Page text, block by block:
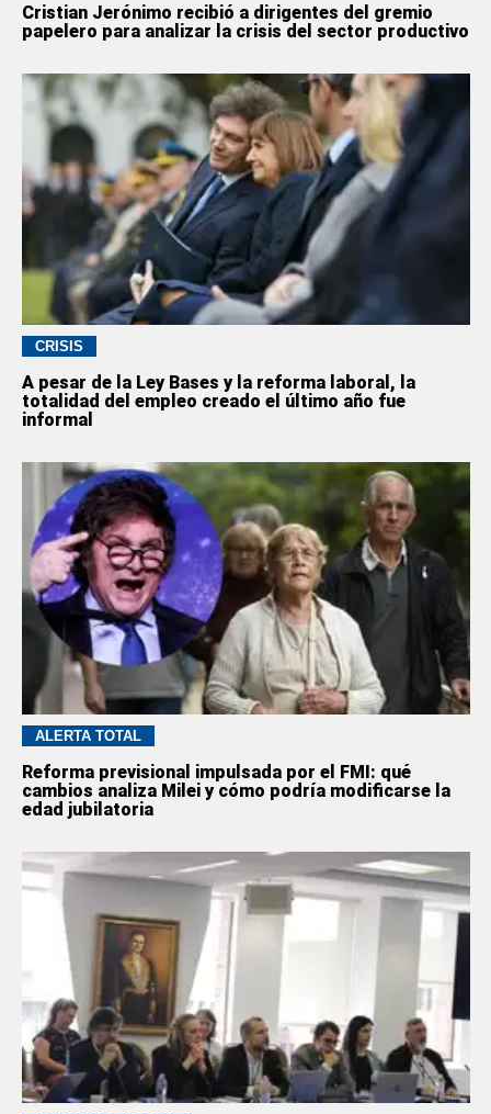
Cristian Jerónimo recibió a dirigentes del gremio
papelero para analizar la crisis del sector productivo
CRISIS
A pesar de la Ley Bases y la reforma laboral, la
totalidad del empleo creado el último año fue
informal
ALERTA TOTAL
Reforma previsional impulsada por el FMI: qué
cambios analiza Milei y cómo podría modificarse la
edad jubilatoria